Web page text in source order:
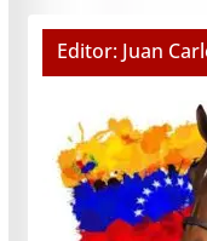
Editor: Juan